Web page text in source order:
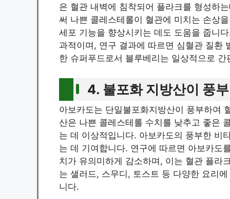
은 혈관 내벽에 침착되어 플라크를 형성하
써 나쁜 콜레스테롤이 혈관에 미치는 손상
세포 기능을 향상시키는 데도 도움을 줍니
과적이며, 연구 결과에 따르면 심혈관 질환
한 슈퍼푸드로서 블루베리는 일상적으로
4. 불포화 지방산이 풍
아보카도는 단일불포화지방산이 풍부하여
산은 나쁜 콜레스테롤 수치를 낮추고 좋은
는 데 이상적입니다. 아보카도의 풍부한 비
는 데 기여합니다. 연구에 따르면 아보카도
치가 유의미하게 감소하며, 이는 혈관 플라
는 샐러드, 스무디, 토스트 등 다양한 요리
니다.